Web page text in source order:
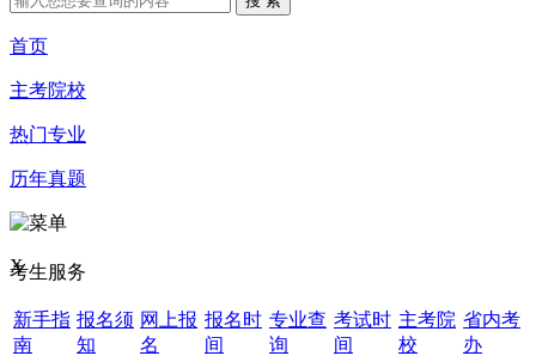
首页
主考院校
热门专业
历年真题
X
考生服务
新手指
南
报名须
知
网上报
名
报名时
间
专业查
询
考试时
间
主考院
校
省内考
办